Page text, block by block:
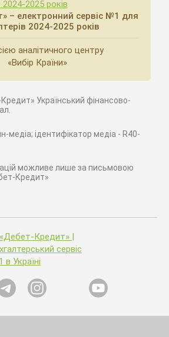
– електронний сервіс №1 для
2024-2025 років
аналітичного центру
«Вибір Країни»
Український фінансово-
медіа; ідентифікатор медіа - R40-
можливе лише за письмовою
Кредит»